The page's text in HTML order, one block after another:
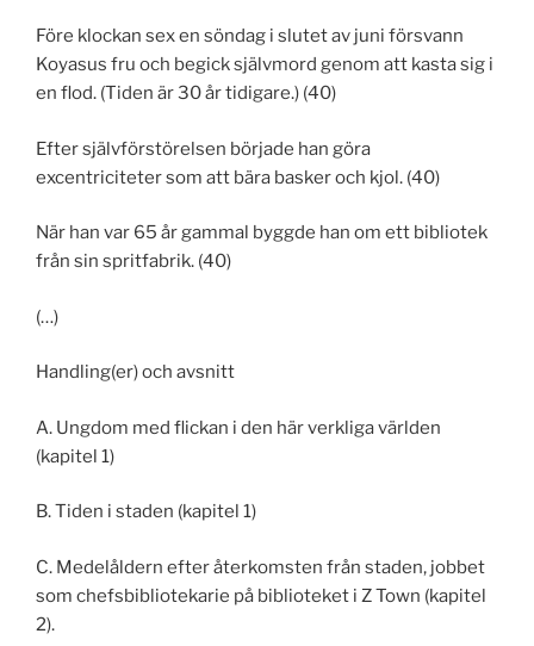
Före klockan sex en söndag i slutet av juni försvann
Koyasus fru och begick självmord genom att kasta sig i
en flod. (Tiden är 30 år tidigare.) (40)
Efter självförstörelsen började han göra
excentriciteter som att bära basker och kjol. (40)
När han var 65 år gammal byggde han om ett bibliotek
från sin spritfabrik. (40)
(…)
Handling(er) och avsnitt
A. Ungdom med flickan i den här verkliga världen
(kapitel 1)
B. Tiden i staden (kapitel 1)
C. Medelåldern efter återkomsten från staden, jobbet
som chefsbibliotekarie på biblioteket i Z Town (kapitel
2).